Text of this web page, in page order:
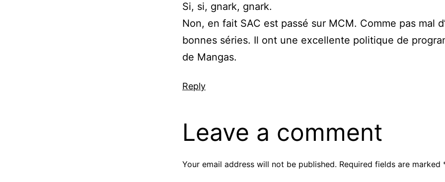
Si, si, gnark, gnark.
Non, en fait SAC est passé sur MCM. Comme pas mal
bonnes séries. Il ont une excellente politique de
de Mangas.
Reply
Leave a comment
Your email address will not be published. Required fields are marked